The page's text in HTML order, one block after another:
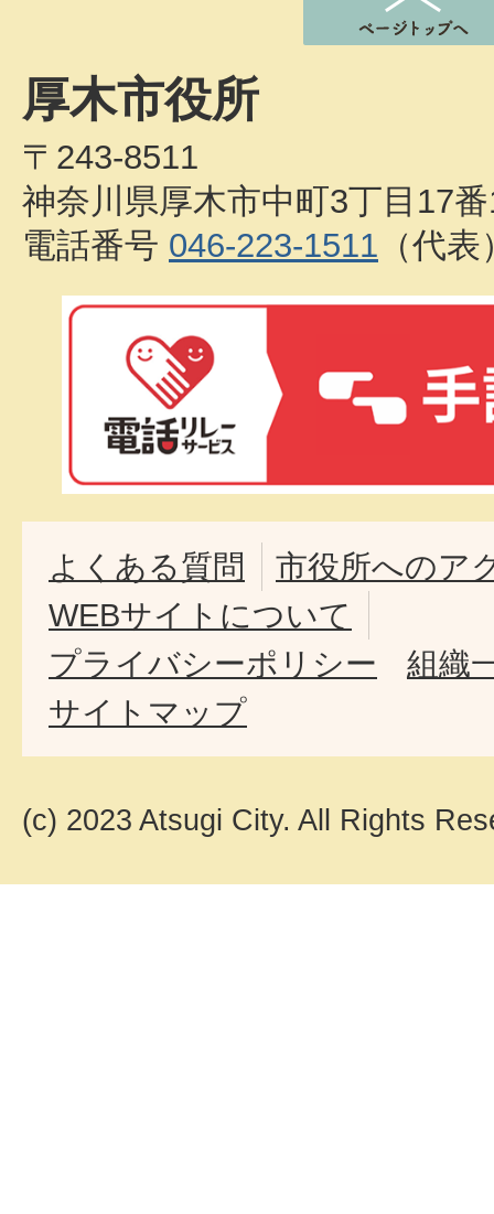
厚木市役所
〒243-8511
神奈川県厚木市中町3丁目17
電話番号 046-223-1511 （代表
よくある質問
市役所へのア
WEBサイトについて
プライバシーポリシー
組織
サイトマップ
(c) 2023 Atsugi City. All Rights